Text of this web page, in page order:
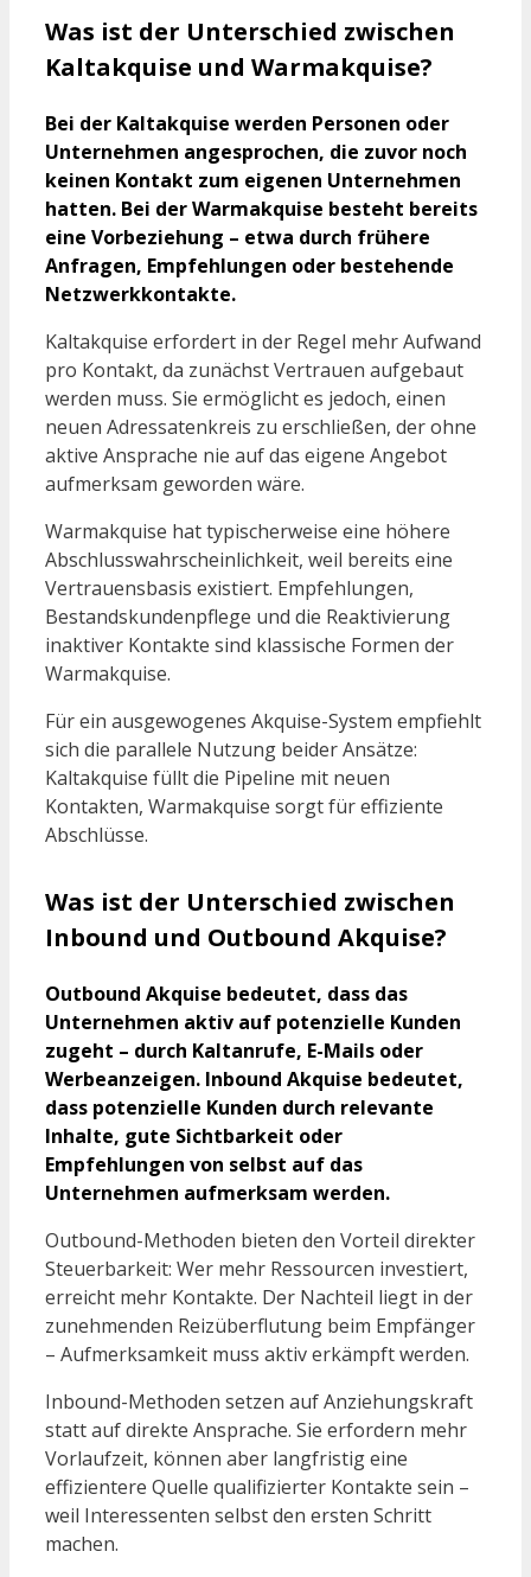
Was ist der Unterschied zwischen
Kaltakquise und Warmakquise?
Bei der Kaltakquise werden Personen oder
Unternehmen angesprochen, die zuvor noch
keinen Kontakt zum eigenen Unternehmen
hatten. Bei der Warmakquise besteht bereits
eine Vorbeziehung – etwa durch frühere
Anfragen, Empfehlungen oder bestehende
Netzwerkkontakte.
Kaltakquise erfordert in der Regel mehr Aufwand
pro Kontakt, da zunächst Vertrauen aufgebaut
werden muss. Sie ermöglicht es jedoch, einen
neuen Adressatenkreis zu erschließen, der ohne
aktive Ansprache nie auf das eigene Angebot
aufmerksam geworden wäre.
Warmakquise hat typischerweise eine höhere
Abschlusswahrscheinlichkeit, weil bereits eine
Vertrauensbasis existiert. Empfehlungen,
Bestandskundenpflege und die Reaktivierung
inaktiver Kontakte sind klassische Formen der
Warmakquise.
Für ein ausgewogenes Akquise-System empfiehlt
sich die parallele Nutzung beider Ansätze:
Kaltakquise füllt die Pipeline mit neuen
Kontakten, Warmakquise sorgt für effiziente
Abschlüsse.
Was ist der Unterschied zwischen
Inbound und Outbound Akquise?
Outbound Akquise bedeutet, dass das
Unternehmen aktiv auf potenzielle Kunden
zugeht – durch Kaltanrufe, E-Mails oder
Werbeanzeigen. Inbound Akquise bedeutet,
dass potenzielle Kunden durch relevante
Inhalte, gute Sichtbarkeit oder
Empfehlungen von selbst auf das
Unternehmen aufmerksam werden.
Outbound-Methoden bieten den Vorteil direkter
Steuerbarkeit: Wer mehr Ressourcen investiert,
erreicht mehr Kontakte. Der Nachteil liegt in der
zunehmenden Reizüberflutung beim Empfänger
– Aufmerksamkeit muss aktiv erkämpft werden.
Inbound-Methoden setzen auf Anziehungskraft
statt auf direkte Ansprache. Sie erfordern mehr
Vorlaufzeit, können aber langfristig eine
effizientere Quelle qualifizierter Kontakte sein –
weil Interessenten selbst den ersten Schritt
machen.